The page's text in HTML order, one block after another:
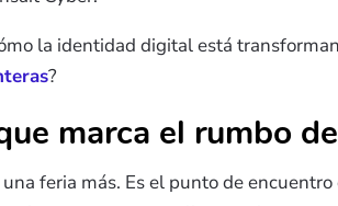
la identidad digital está
?
marca el rumbo
una feria más. Es el punto de